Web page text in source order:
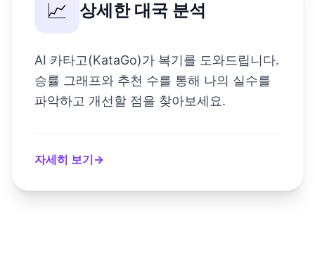
📈 상세한 대국 분석
AI 카타고(KataGo)가 복기를 도와드립니다.
승률 그래프와 추천 수를 통해 나의 실수를
파악하고 개선할 점을 찾아보세요.
자세히 보기 →